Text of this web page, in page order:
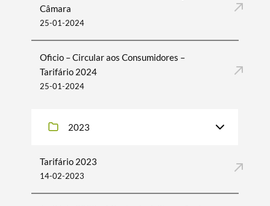
Câmara
25-01-2024
Oficio – Circular aos Consumidores –
Tarifário 2024
25-01-2024
2023
Tarifário 2023
14-02-2023